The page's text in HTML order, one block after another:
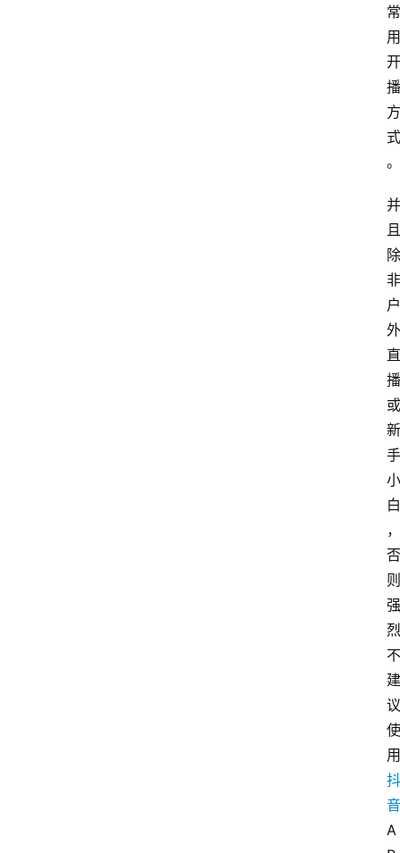
常
用
开
播
方
式
。
并
且
除
非
户
外
直
播
或
新
手
小
白
，
否
则
强
烈
不
建
议
使
用
抖
音
A